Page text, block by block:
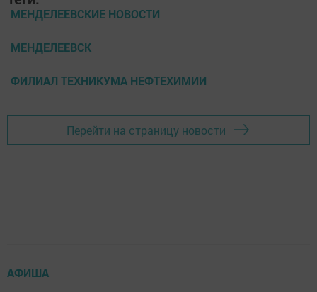
МЕНДЕЛЕЕВСКИЕ НОВОСТИ
МЕНДЕЛЕЕВСК
ФИЛИАЛ ТЕХНИКУМА НЕФТЕХИМИИ
Перейти на страницу новости
АФИША